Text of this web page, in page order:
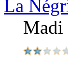
La
Madi